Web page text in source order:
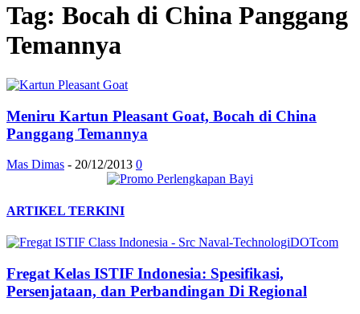
Tag: Bocah di China Panggang
Temannya
Meniru Kartun Pleasant Goat, Bocah di China
Panggang Temannya
Mas Dimas - 20/12/2013 0
ARTIKEL TERKINI
Fregat Kelas ISTIF Indonesia: Spesifikasi,
Persenjataan, dan Perbandingan Di Regional